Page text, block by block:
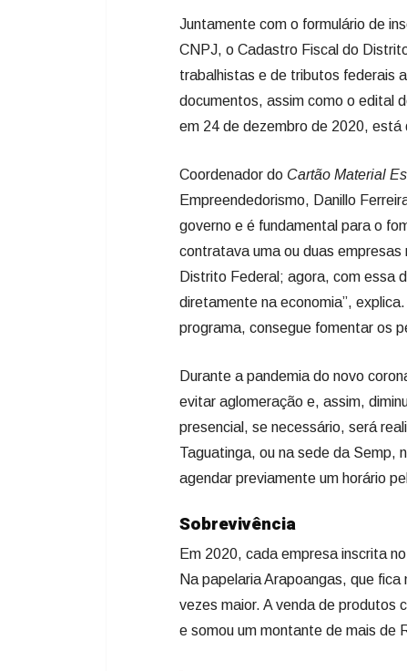
Juntamente com o formulário de
CNPJ, o Cadastro Fiscal do
trabalhistas e de tributos federais
documentos, assim como o edital
em 24 de dezembro de 2020, está
Coordenador do Cartão Material
Empreendedorismo, Danillo
governo e é fundamental para o
contratava uma ou duas
Distrito Federal; agora, com essa
diretamente na economia”,
programa, consegue fomentar os
Durante a pandemia do novo
evitar aglomeração e, assim,
presencial, se necessário, será
Taguatinga, ou na sede da Semp,
agendar previamente um horário
Sobrevivência
Em 2020, cada empresa inscrita no
Na papelaria Arapoangas, que
vezes maior. A venda de produtos
e somou um montante de mais de